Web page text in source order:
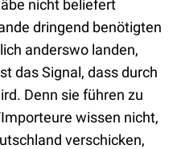
nicht beliefert
dringend benötigten
anderswo landen,
das Signal, dass durch
Denn sie führen zu
wissen nicht,
verschicken,